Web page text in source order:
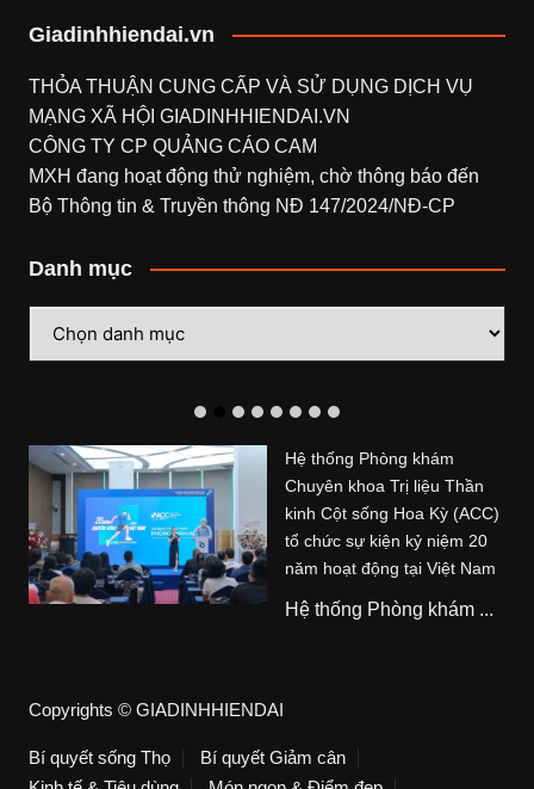
Giadinhhiendai.vn
THỎA THUẬN CUNG CẤP VÀ SỬ DỤNG DỊCH VỤ
MẠNG XÃ HỘI GIADINHHIENDAI.VN
CÔNG TY CP QUẢNG CÁO CAM
MXH đang hoạt động thử nghiệm, chờ thông báo đến
Bộ Thông tin & Truyền thông NĐ 147/2024/NĐ-CP
Danh mục
mục
Hệ thống Phòng khám
Chuyên khoa Trị liệu Thần
kinh Cột sống Hoa Kỳ (ACC)
tổ chức sự kiện kỷ niệm 20
năm hoạt động tại Việt Nam
Hệ thống Phòng khám ...
Copyrights © GIADINHHIENDAI
Bí quyết sống Thọ
Bí quyết Giảm cân